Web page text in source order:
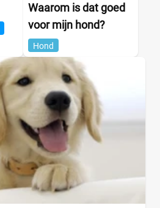
Waarom is dat goed
voor mijn hond?
Hond